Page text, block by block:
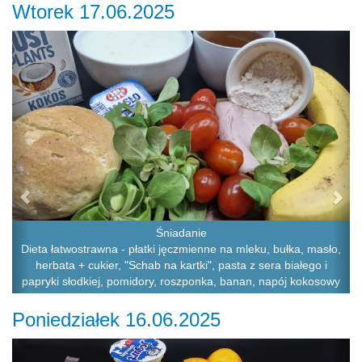
Wtorek 17.06.2025
Śniadanie
Dieta łatwostrawna - płatki jęczmienne na mleku, bułka, masło,
herbata + cukier, "Schab na kartki", pasta z sera białego i
papryki słodkiej, pomidory, roszponka, banan, napój kokosowy
Previous
Poniedziałek 16.06.2025